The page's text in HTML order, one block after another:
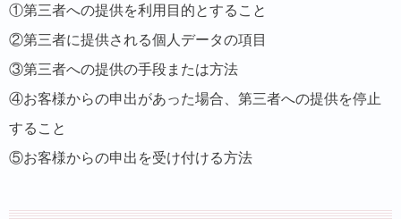
①第三者への提供を利用目的とすること
②第三者に提供される個人データの項目
③第三者への提供の手段または方法
④お客様からの申出があった場合、第三者への提供を停止
すること
⑤お客様からの申出を受け付ける方法